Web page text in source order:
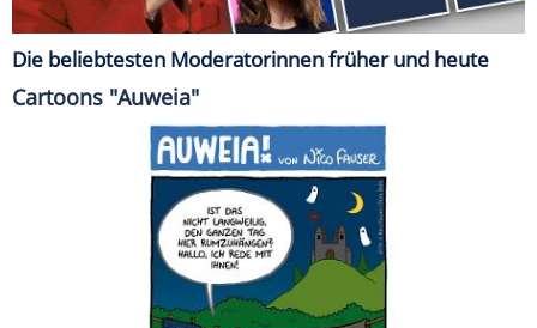
Die beliebtesten Moderatorinnen früher und heute
Cartoons "Auweia"